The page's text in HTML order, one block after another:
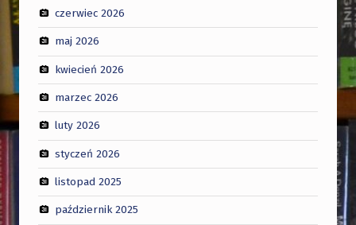
czerwiec 2026
maj 2026
kwiecień 2026
marzec 2026
luty 2026
styczeń 2026
listopad 2025
październik 2025